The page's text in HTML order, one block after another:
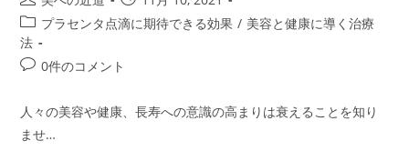
稿
者:
稿
投
稿
カ
リ
ー:
プラセンタ点滴に期待できる効果 / 美容と健康に導く治療
法
投
コ
メ
ン
0件のコメント
人々の美容や健康、長寿への意識の高まりは衰えることを知り
ませ…